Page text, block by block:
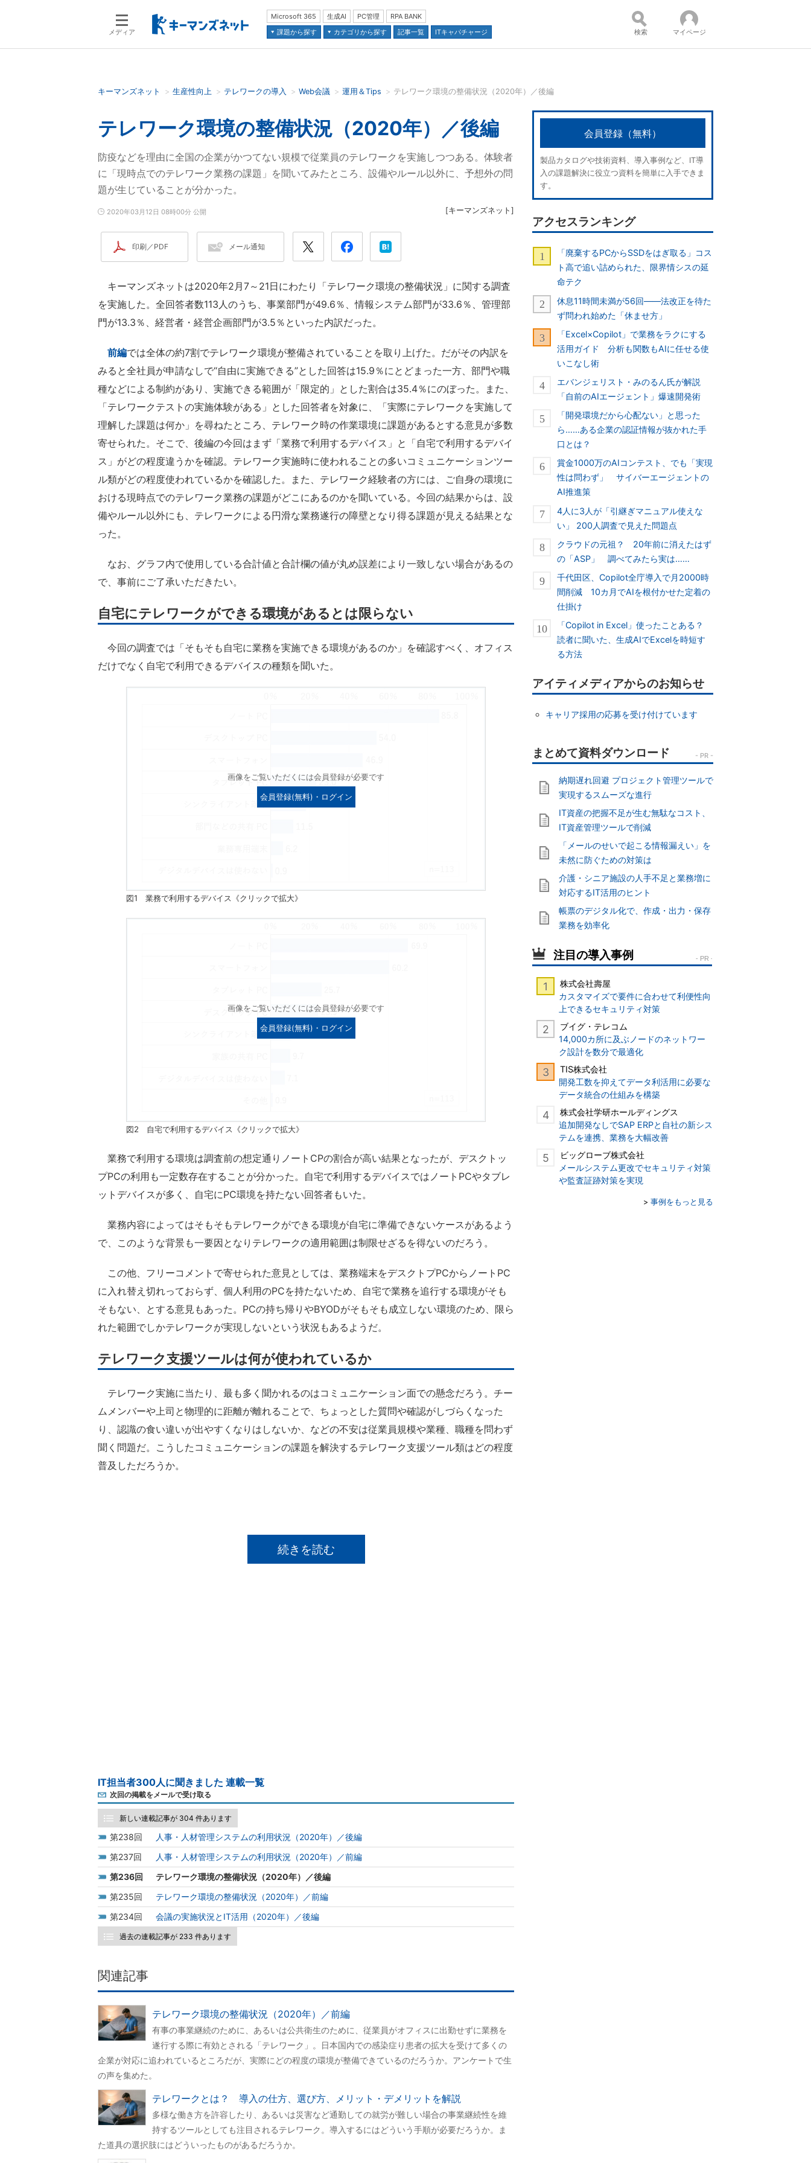
メディア
Microsoft 365 生成AI PC管理
RPA BANK
課題から探す
カテゴリから探す 記事一覧 ITキャパチャージ
検索語を入力してください 並び順：
検索 マイページ
キーマンズネット 生産性向上 テレワークの導入 Web会議 運用＆Tips テレワーク環境の整備状況（2020年）／後編
テレワーク環境の整備状況（2020年）／後編
防疫などを理由に全国の企業がかつてない規模で従業員のテレワークを実施しつつある。体験者
に「現時点でのテレワーク業務の課題」を聞いてみたところ、設備やルール以外に、予想外の問
題が生じていることが分かった。
2020年03月12日 08時00分 公開 [キーマンズネット ]
印刷／PDF メール通知
キーマンズネットは2020年2月7～21日にわたり「テレワーク環境の整備状況」に関する調査
を実施した。全回答者数113人のうち、事業部門が49.6％、情報システム部門が33.6％、管理部
門が13.3％、経営者・経営企画部門が3.5％といった内訳だった。
前編では全体の約7割でテレワーク環境が整備されていることを取り上げた。だがその内訳を
みると全社員が申請なしで“自由に実施できる”とした回答は15.9％にとどまった一方、部門や職
種などによる制約があり、実施できる範囲が「限定的」とした割合は35.4％にのぼった。また、
「テレワークテストの実施体験がある」とした回答者を対象に、「実際にテレワークを実施して
理解した課題は何か」を尋ねたところ、テレワーク時の作業環境に課題があるとする意見が多数
寄せられた。そこで、後編の今回はまず「業務で利用するデバイス」と「自宅で利用するデバイ
ス」がどの程度違うかを確認。テレワーク実施時に使われることの多いコミュニケーションツー
ル類がどの程度使われているかを確認した。また、テレワーク経験者の方には、ご自身の環境に
おける現時点でのテレワーク業務の課題がどこにあるのかを聞いている。今回の結果からは、設
備やルール以外にも、テレワークによる円滑な業務遂行の障壁となり得る課題が見える結果とな
った。
なお、グラフ内で使用している合計値と合計欄の値が丸め誤差により一致しない場合があるの
で、事前にご了承いただきたい。
自宅にテレワークができる環境があるとは限らない
今回の調査では「そもそも自宅に業務を実施できる環境があるのか」を確認すべく、オフィス
だけでなく自宅で利用できるデバイスの種類を聞いた。
画像をご覧いただくには会員登録が必要です
会員登録(無料)・ログイン
図1 業務で利用するデバイス《クリックで拡大》
画像をご覧いただくには会員登録が必要です
会員登録(無料)・ログイン
図2 自宅で利用するデバイス《クリックで拡大》
業務で利用する環境は調査前の想定通りノートCPの割合が高い結果となったが、デスクトッ
プPCの利用も一定数存在することが分かった。自宅で利用するデバイスではノートPCやタブレ
ットデバイスが多く、自宅にPC環境を持たない回答者もいた。
業務内容によってはそもそもテレワークができる環境が自宅に準備できないケースがあるよう
で、このような背景も一要因となりテレワークの適用範囲は制限せざるを得ないのだろう。
この他、フリーコメントで寄せられた意見としては、業務端末をデスクトプPCからノートPC
に入れ替え切れっておらず、個人利用のPCを持たないため、自宅で業務を追行する環境がそも
そもない、とする意見もあった。PCの持ち帰りやBYODがそもそも成立しない環境のため、限ら
れた範囲でしかテレワークが実現しないという状況もあるようだ。
テレワーク支援ツールは何が使われているか
テレワーク実施に当たり、最も多く聞かれるのはコミュニケーション面での懸念だろう。チー
ムメンバーや上司と物理的に距離が離れることで、ちょっとした質問や確認がしづらくなった
り、認識の食い違いが出やすくなりはしないか、などの不安は従業員規模や業種、職種を問わず
聞く問題だ。こうしたコミュニケーションの課題を解決するテレワーク支援ツール類はどの程度
普及しただろうか。
続きを読む
IT担当者300人に聞きました 連載一覧
次回の掲載をメールで受け取る
新しい連載記事が 304 件あります
238
人事・人材管理システムの利用状況（2020年）／後編
237
人事・人材管理システムの利用状況（2020年）／前編
236
テレワーク環境の整備状況（2020年）／後編
235
テレワーク環境の整備状況（2020年）／前編
234
会議の実施状況とIT活用（2020年）／後編
過去の連載記事が 233 件あります
関連記事
テレワーク環境の整備状況（2020年）／前編
有事の事業継続のために、あるいは公共衛生のために、従業員がオフィスに出勤せずに業務を
遂行する際に有効とされる「テレワーク」。日本国内での感染症り患者の拡大を受けて多くの
企業が対応に追われているところだが、実際にどの程度の環境が整備できているのだろうか。アンケートで生
の声を集めた。
テレワークとは？ 導入の仕方、選び方、メリット・デメリットを解説
多様な働き方を許容したり、あるいは災害など通勤しての就労が難しい場合の事業継続性を維
持するツールとしても注目されるテレワーク。導入するにはどういう手順が必要だろうか。ま
た道具の選択肢にはどういったものがあるだろうか。
会員登録（無料）
製品カタログや技術資料、導入事例など、IT導
入の課題解決に役立つ資料を簡単に入手できま
す。
アクセスランキング
「廃棄するPCからSSDをはぎ取る」コス
ト高で追い詰められた、限界情シスの延
命テク
休息11時間未満が56回――法改正を待た
ず問われ始めた「休ませ方」
「Excel×Copilot」で業務をラクにする
活用ガイド 分析も関数もAIに任せる使
いこなし術
エバンジェリスト・みのるん氏が解説
「自前のAIエージェント」爆速開発術
「開発環境だから心配ない」と思った
ら……ある企業の認証情報が抜かれた手
口とは？
賞金1000万のAIコンテスト、でも「実現
性は問わず」 サイバーエージェントの
AI推進策
4人に3人が「引継ぎマニュアル使えな
い」 200人調査で見えた問題点
クラウドの元祖？ 20年前に消えたはず
の「ASP」 調べてみたら実は……
千代田区、Copilot全庁導入で月2000時
間削減 10カ月でAIを根付かせた定着の
仕掛け
「Copilot in Excel」使ったことある？
読者に聞いた、生成AIでExcelを時短す
る方法
アイティメディアからのお知らせ
キャリア採用の応募を受け付けています
納期遅れ回避 プロジェクト管理ツールで
実現するスムーズな進行
IT資産の把握不足が生む無駄なコスト、
IT資産管理ツールで削減
「メールのせいで起こる情報漏えい」を
未然に防ぐための対策は
介護・シニア施設の人手不足と業務増に
対応するIT活用のヒント
帳票のデジタル化で、作成・出力・保存
業務を効率化